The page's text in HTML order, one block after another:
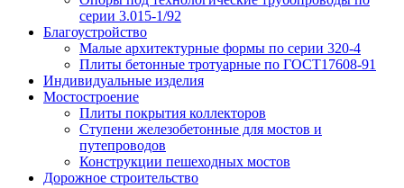
серии 3.015-1/92
Благоустройство
Малые архитектурные формы по серии 320-4
Плиты бетонные тротуарные по ГОСТ17608-91
Индивидуальные изделия
Мостостроение
Плиты покрытия коллекторов
Ступени железобетонные для мостов и
путепроводов
Конструкции пешеходных мостов
Дорожное строительство